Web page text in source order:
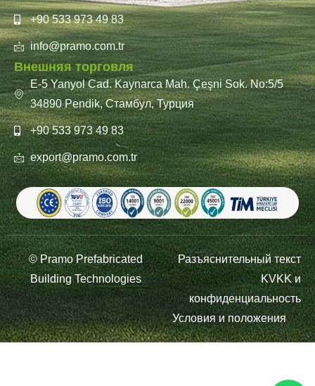
+90 533 973 49 83
info@pramo.com.tr
Внешняя торговля
E-5 Yanyol Cad. Kaynarca Mah. Çeşni Sok. No:5/5
34890 Pendik, Стамбул, Турция
+90 533 973 49 83
export@pramo.com.tr
© Pramo Prefabricated
Building Technologies
Разъяснительный текст
KVKK и
конфиденциальность
Условия и положения